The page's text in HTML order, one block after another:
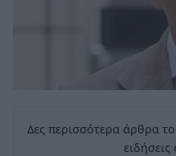
Δες περισσότερα άρθρα